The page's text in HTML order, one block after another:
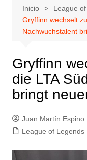
Inicio
League
Gryffinn wechselt
Nachwuchstalent
Gryffinn
die LTA
bringt
Juan Martín Espino
League of Legends